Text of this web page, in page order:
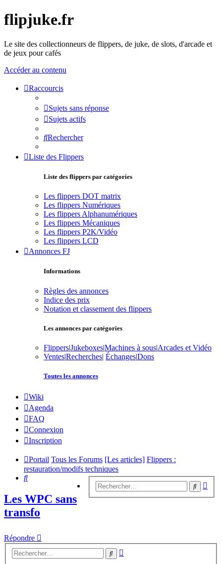
flipjuke.fr
Le site des collectionneurs de flippers, de juke, de slots, d'arcade et
de jeux pour cafés
Accéder au contenu
Raccourcis
Sujets sans réponse
Sujets actifs
Rechercher
Liste des Flippers
Liste des flippers par catégories
Les flippers DOT matrix
Les flippers Numériques
Les flippers Alphanumériques
Les flippers Mécaniques
Les flippers P2K/Vidéo
Les flippers LCD
Annonces FJ
Informations
Règles des annonces
Indice des prix
Notation et classement des flippers
Les annonces par catégories
Flippers|Jukeboxes|Machines à sous|Arcades et Vidéo
Ventes|Recherches| Échanges|Dons
Toutes les annonces
Wiki
Agenda
FAQ
Connexion
Inscription
Portail Tous les Forums [Les articles] Flippers :
restauration/modifs techniques
Rechercher
Les WPC sans
transfo
Répondre
Rechercher